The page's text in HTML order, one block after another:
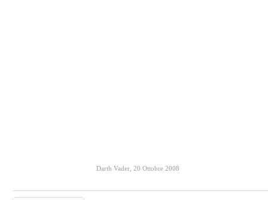
Darth Vader 20 Ottobre 2008